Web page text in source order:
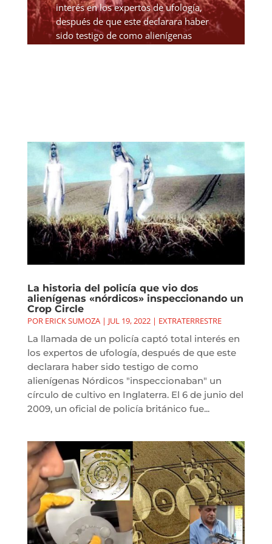
interés en los expertos de ufología,
después de que este declarara haber
sido testigo de como alienígenas
La historia del policía que vio dos
alienígenas «nórdicos» inspeccionando un
Crop Circle
POR ERICK SUMOZA| JUL 19, 2022| EXTRATERRESTRE
La llamada de un policía captó total interés en
los expertos de ufología, después de que este
declarara haber sido testigo de como
alienígenas Nórdicos "inspeccionaban" un
círculo de cultivo en Inglaterra. El 6 de junio del
2009, un oficial de policía británico fue...